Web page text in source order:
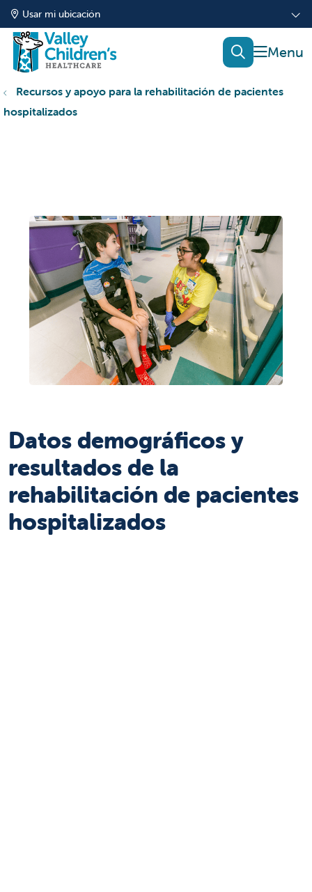
Usar mi ubicación
mostrar
buscar
Recursos y apoyo para la rehabilitación de pacientes
hospitalizados
Datos demográficos y
resultados de la
rehabilitación de pacientes
hospitalizados